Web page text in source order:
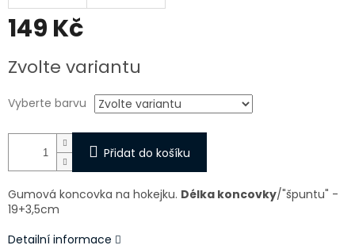
149 Kč
cena:
Zvolte variantu
Vyberte barvu
Přidat do košíku
Gumová koncovka na hokejku. Délka koncovky/"špuntu" -
19+3,5cm
Detailní informace